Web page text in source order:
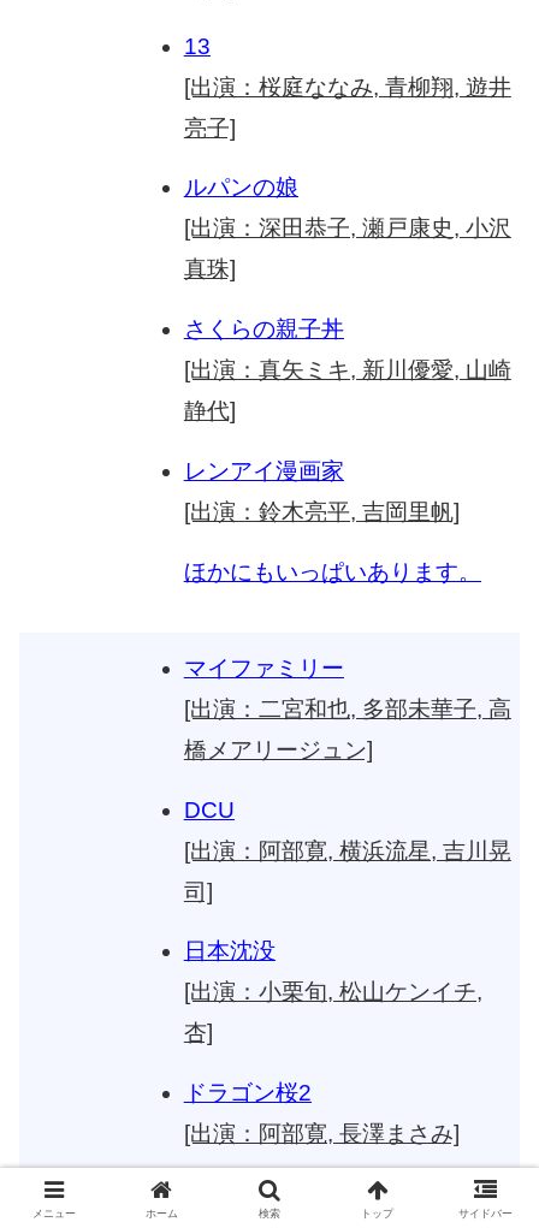
13
[出演：桜庭ななみ, 青柳翔, 遊井
亮子]
ルパンの娘
[出演：深田恭子, 瀬戸康史, 小沢
真珠]
さくらの親子丼
[出演：真矢ミキ, 新川優愛, 山崎
静代]
レンアイ漫画家
[出演：鈴木亮平, 吉岡里帆]
ほかにもいっぱいあります。
マイファミリー
[出演：二宮和也, 多部未華子, 高
橋メアリージュン]
DCU
[出演：阿部寛, 横浜流星, 吉川晃
司]
日本沈没
[出演：小栗旬, 松山ケンイチ,
杏]
ドラゴン桜2
[出演：阿部寛, 長澤まさみ]
アノニマス
メニュー ホーム 検索 トップ サイドバー